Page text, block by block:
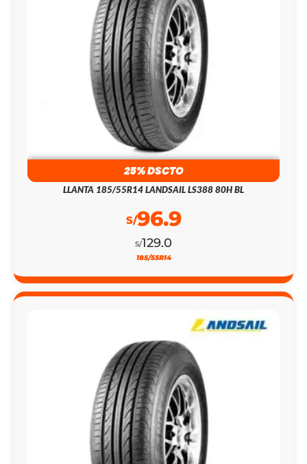
25% DSCTO
LLANTA 185/55R14 LANDSAIL LS388 80H BL
S/129.0
S/96.9
185/55R14